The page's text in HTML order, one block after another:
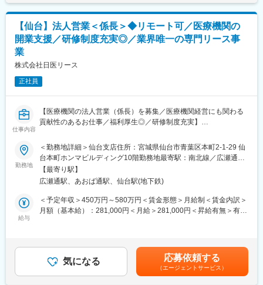
チームメンバー育成等チームに貢献する姿勢を重視しています。
・外資としては珍しくインセンティブの要素が極めて少ないた
め、安定的に長期就業することができます。
・グローバル企業における「働きがいのある会社」に連続して認
また、十数年連続で認定を受けているのも経営と社員の関係性の
良好さ・社風の風通しのよさの表れです。
■業務詳細：
・医療施設へのヒアリング、マーケティング活動
・医用内視鏡及びその周辺機器、消耗品の販売
・医用ネットワークシステムの販売、営業活動
■製品の魅力：
・医療の最先端技術に携われる
最先端のAI技術を搭載しており、自信をもって営業活動に取り組
ターのニーズを汲み上げて行っているのも特徴です。
・他製品も組み合わせたソリューション提案ができる
ておりますので、ドクターに対して幅広いアプローチが可能で
す。
■教育制度・環境：
当社製品の知識、医療機器に関する知識等は入社後の研修や
OJT、勉強会等でバックアップいたします。約半年～1年かけて一
人前になっていただきます。また、離職率も非常に低く、富士フ
イルムグループ基準の充実した福利厚生や各種手当など長期的に
■社風について：
総合職採用の風土が強く様々なキャリアパスがあります。離職率
も非常に低く、富士フイルムグループ基準の充実した福利厚生や
【仙台】法人営業＜係長＞◆リモート可／医療機関の
開業支援／研修制度充実◎／業界唯一の専門リース事
業
株式会社日医リース
正社員
仕事内容
【医療機関の法人営業（係長）を募集／医療機関経営にも関わる
貢献性のあるお仕事／福利厚生◎／研修制度充実】
【はじめに】
今回は部署の増員を目的に、法人営業担当を募集します。医療機
関や開業をお考えの医師などに対して、リース商品の提案をメイ
ンでお任せします。
【業務内容】
病院やクリニック、介護施設などを対象に、医療機器をはじめと
ポートいただきます。
勤務地
＜勤務地詳細＞仙台支店住所：宮城県仙台市青葉区本町2-1-29 仙
台本町ホンマビルディング10階勤務地最寄駅：南北線／広瀬通駅
受動喫煙対策：屋内全面禁煙
【最寄り駅】
広瀬通駅、あおば通駅、仙台駅(地下鉄)
給与
＜予定年収＞450万円～580万円＜賃金形態＞月給制＜賃金内訳＞
月額（基本給）：281,000円＜月給＞281,000円＜昇給有無＞有＜
いません■昇給：有賃金はあくまでも目安の金額であり、選考を通
じて上下する可能性があります。月給(月額)は固定手当を含めた表
記です。
気になる 応募依頼する
（エージェントサービス）